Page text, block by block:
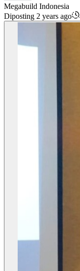
Megabuild Indonesia
Diposting 2 years ago